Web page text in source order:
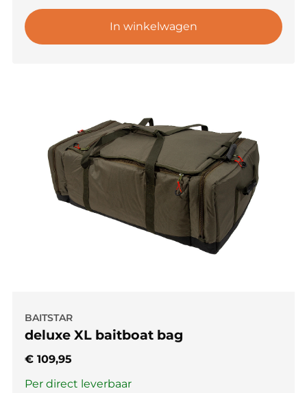
In winkelwagen
BAITSTAR
deluxe XL baitboat bag
€ 109,95
Per direct leverbaar